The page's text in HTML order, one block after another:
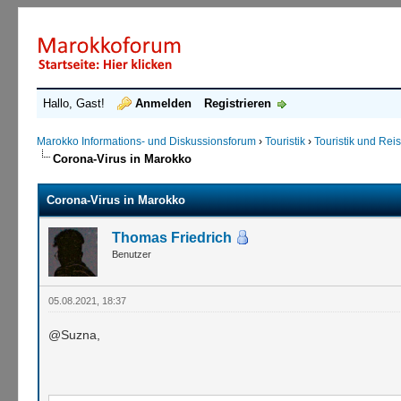
Hallo, Gast! Anmelden Registrieren
Marokko Informations- und Diskussionsforum ›Touristik ›Touristik und
Corona-Virus in Marokko
Corona-Virus in Marokko
Thomas Friedrich
Benutzer
05.08.2021, 18:37
@Suzna,